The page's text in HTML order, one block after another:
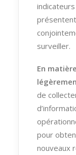
présentent
surveiller.
En
de
pour
nouveaux